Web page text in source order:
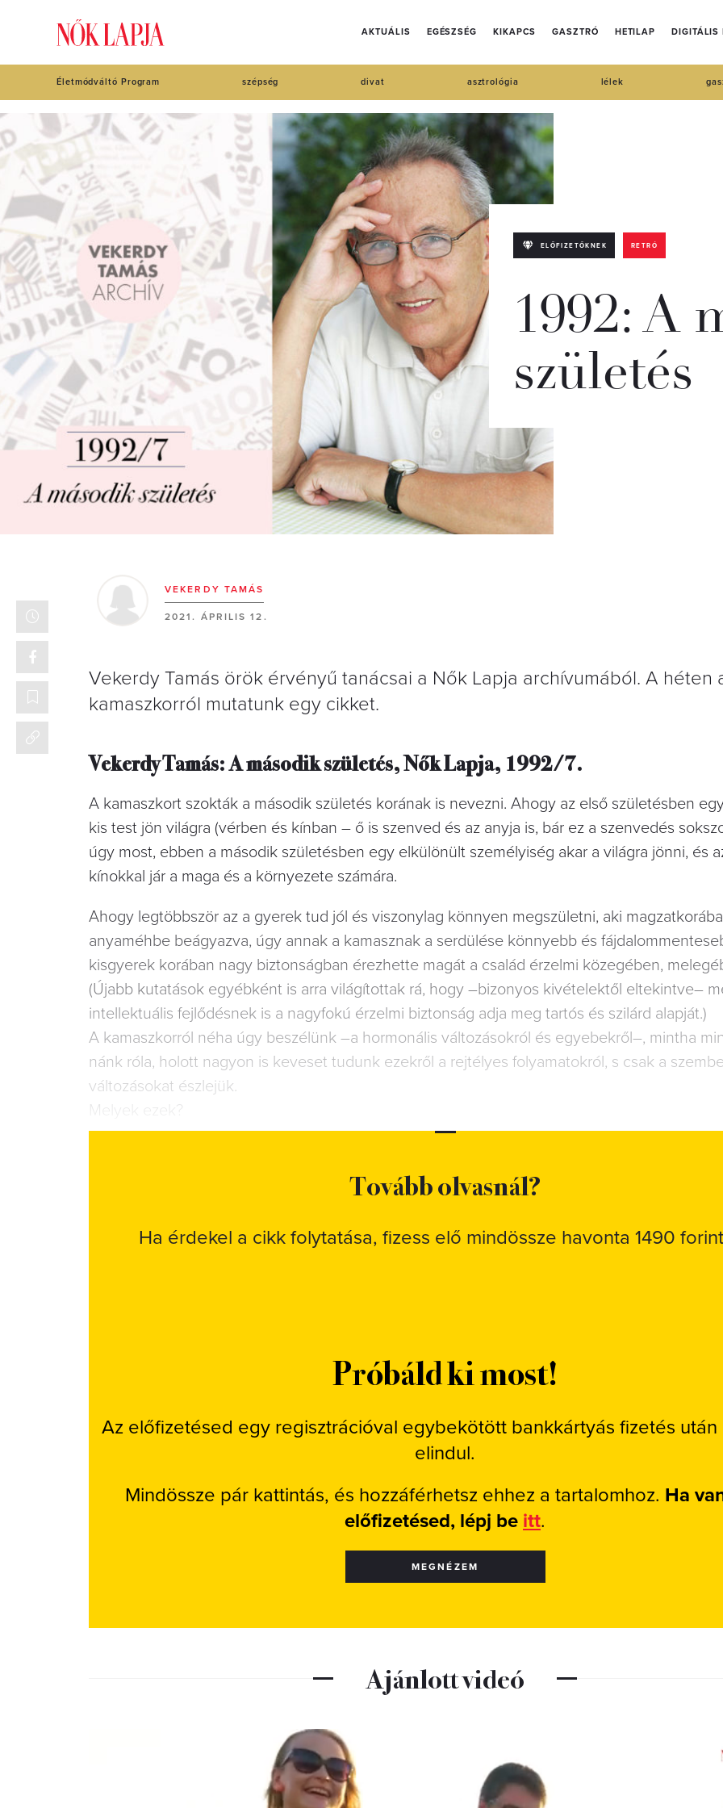
AKTUÁLIS EGÉSZSÉG KIKAPCS GASZTRÓ HETILAP DIGITÁLIS
Életmódváltó Program szépség divat asztrológia lélek
ELŐFIZETŐKNEK RETRÓ
1992: A
születés
VEKERDY TAMÁS
2021. ÁPRILIS 12.
Vekerdy Tamás örök érvényű tanácsai a Nők Lapja archívumából. A héten
kamaszkorról mutatunk egy cikket.
Vekerdy Tamás: A második születés, Nők Lapja, 1992/7.
A kamaszkort szokták a második szü­letés korának is nevezni. Ahogy az el­ső születésben
kis test jön világra (vérben és kínban – ő is szenved és az anyja is, bár ez a szen­vedés
úgy most, ebben a második születésben egy el­különült személyiség akar a világra jönni, és
kínokkal jár a ma­ga és a környezete számára.
Ahogy legtöbbször az a gyerek tud jól és viszonylag könnyen megszület­ni, aki
anyaméhbe beágyazva, úgy annak a kamasznak a serdülése könnyebb és
kisgyerek korában nagy biztonságban érezhette magát a család érzelmi közegében,
(Újabb kutatások egyébként is arra világítottak rá, hogy –bizonyos kivé­telektől eltekintve–
intellek­tuális fejlődésnek is a nagyfokú érzel­mi biztonság adja meg tartós és szi­lárd alapját.)
A kamaszkorról néha úgy beszé­lünk –a hormonális változásokról és egyebekről–, mintha
nánk róla, holott nagyon is keveset tudunk ezekről a rejtélyes folyama­tokról, s csak a
változá­sokat észlejük.
Melyek ezek?
Tovább olvasnál?
Ha érdekel a cikk folytatása, fizess elő mindössze havonta 1490
Próbáld ki most!
Az előfizetésed egy regisztrációval egybekötött bankkártyás fizetés után
elindul.
Mindössze pár kattintás, és hozzáférhetsz ehhez a tartalomhoz. Ha
előfizetésed, lépj be itt.
MEGNÉZEM
Ajánlott videó